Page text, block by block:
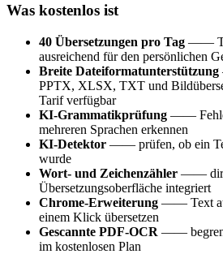
Was kostenlos ist
40 Übersetzungen pro Tag ——
ausreichend für den persönlichen
Breite Dateiformatunterstützung
PPTX, XLSX, TXT und
Tarif verfügbar
KI-Grammatikprüfung ——
mehreren Sprachen erkennen
KI-Detektor —— prüfen, ob ein
wurde
Wort- und Zeichenzähler ——
Übersetzungsoberfläche integriert
Chrome-Erweiterung —— Text
einem Klick übersetzen
Gescannte PDF-OCR ——
im kostenlosen Plan